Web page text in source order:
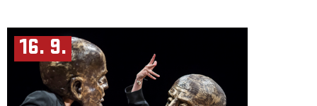
16. 9.